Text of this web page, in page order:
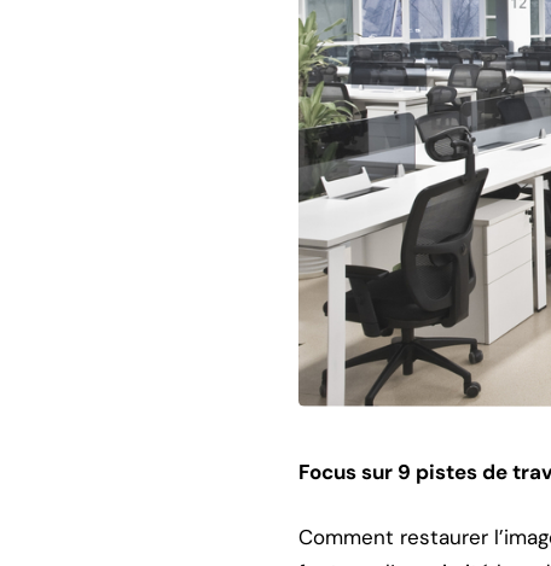
Focus sur 9 pistes de
Comment restaurer